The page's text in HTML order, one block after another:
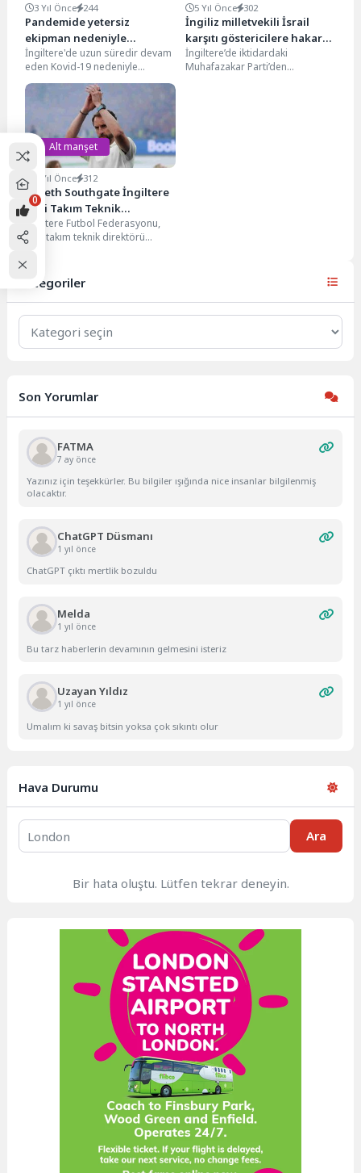
3 Yıl Önce 244
Pandemide yetersiz
ekipman nedeniyle
sağlıkları bozulan doktorlar
NHS’e dava açacak
İngiltere'de uzun süredir devam
eden Kovid-19 nedeniyle
hayatlarının mahvolduğunu
belirten doktorlar sağlık
kurumuna dava açacak....
5 Yıl Önce 302
İngiliz milletvekili İsrail
karşıtı göstericilere hakaret
etti
İngiltere’de iktidardaki
Muhafazakar Parti’den
Alt manşet
2 Yıl Önce 312
Gareth Southgate İngiltere
Milli Takım Teknik
Direktörlüğünden Ayrıldı
İngiltere Futbol Federasyonu,
milli takım teknik direktörü
ayrıldığını duyurdu. 2024 Avrupa
Futbol...
Kategoriler
Kategoriler
Son Yorumlar
FATMA
7 ay önce
Yazınız için teşekkürler. Bu bilgiler ışığında nice insanlar bilgilenmiş
olacaktır.
ChatGPT Düsmanı
1 yıl önce
ChatGPT çıktı mertlik bozuldu
Melda
1 yıl önce
Bu tarz haberlerin devamının gelmesini isteriz
Uzayan Yıldız
1 yıl önce
Umalım ki savaş bitsin yoksa çok sıkıntı olur
Hava Durumu
Ara
Bir hata oluştu. Lütfen tekrar deneyin.
0